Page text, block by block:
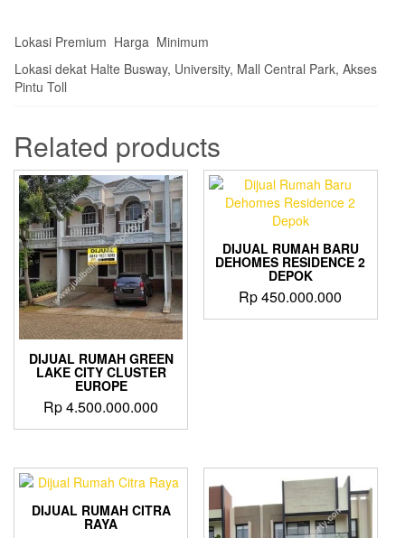
Lokasi Premium Harga Minimum
Lokasi dekat Halte Busway, University, Mall Central Park, Akses
Pintu Toll
Related products
DIJUAL RUMAH GREEN
LAKE CITY CLUSTER
EUROPE
Rp4.500.000.000
DIJUAL RUMAH BARU
DEHOMES RESIDENCE 2
DEPOK
Rp450.000.000
DIJUAL RUMAH CITRA
RAYA